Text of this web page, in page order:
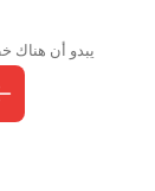
يبدو أن هناك